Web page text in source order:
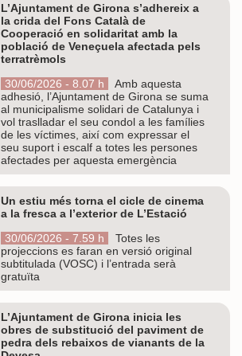
L’Ajuntament de Girona s’adhereix a
la crida del Fons Català de
Cooperació en solidaritat amb la
població de Veneçuela afectada pels
terratrèmols
30/06/2026 - 8.07 h
Amb aquesta
adhesió, l’Ajuntament de Girona se suma
al municipalisme solidari de Catalunya i
vol traslladar el seu condol a les famílies
de les víctimes, així com expressar el
seu suport i escalf a totes les persones
afectades per aquesta emergència
Un estiu més torna el cicle de cinema
a la fresca a l’exterior de L’Estació
30/06/2026 - 7.59 h
Totes les
projeccions es faran en versió original
subtitulada (VOSC) i l’entrada serà
gratuïta
L’Ajuntament de Girona inicia les
obres de substitució del paviment de
pedra dels rebaixos de vianants de la